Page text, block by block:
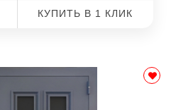
КУПИТЬ В 1 КЛИК